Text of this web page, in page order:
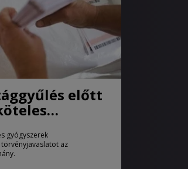
előtt
szóló
gyógyszerek
az